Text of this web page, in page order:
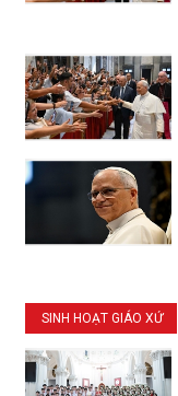
SINH HOẠT GIÁO XỨ